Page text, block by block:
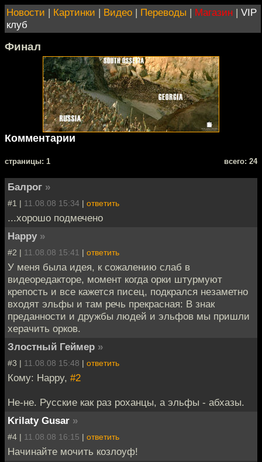
Новости | Картинки | Видео | Переводы | Магазин | VIP
клуб
Финал
Комментарии
cтраницы: 1 всего: 24
Балрог »
#1 | 11.08.08 15:34 | ответить
...хорошо подмечено
Happy »
#2 | 11.08.08 15:41 | ответить
У меня была идея, к сожалению слаб в
видеоредакторе, момент когда орки штурмуют
крепость и все кажется писец, подкрался незаметно
входят эльфы и там речь прекрасная: В знак
преданности и дружбы людей и эльфов мы пришли
херачить орков.
Злостный Геймер »
#3 | 11.08.08 15:48 | ответить
Кому: Happy, #2
Не-не. Русские как раз роханцы, а эльфы - абхазы.
Krilaty Gusar »
#4 | 11.08.08 16:15 | ответить
Начинайте мочить козлоуф!